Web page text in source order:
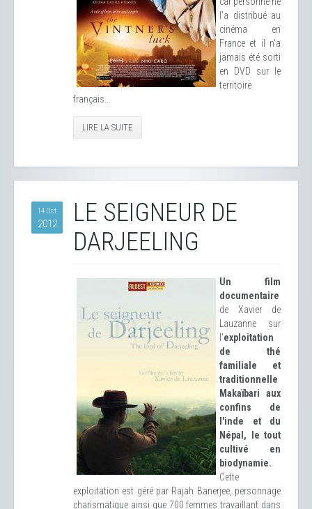
l'a distribué au
cinéma en
France et il n'a
jamais été sorti
en DVD sur le
territoire
français...
LIRE LA SUITE
14 Oct
2012
LE SEIGNEUR DE
DARJEELING
Un film
documentaire
de Xavier de
Lauzanne sur
l'exploitation
de thé
familiale et
traditionnelle
Makaïbari aux
confins de
l'inde et du
Népal, le tout
cultivé en
biodynamie.
Cette
exploitation est géré par Rajah Banerjee, personnage
charismatique ainsi que 700 femmes travaillant dans